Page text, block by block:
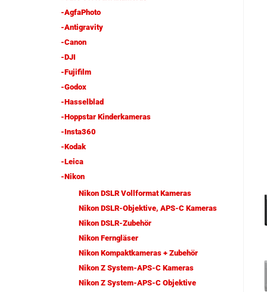
-AgfaPhoto
-Antigravity
-Canon
-DJI
-Fujifilm
-Godox
-Hasselblad
-Hoppstar Kinderkameras
-Insta360
-Kodak
-Leica
-Nikon
Nikon DSLR Vollformat Kameras
Nikon DSLR-Objektive, APS-C Kameras
Nikon DSLR-Zubehör
Nikon Ferngläser
Nikon Kompaktkameras + Zubehör
Nikon Z System-APS-C Kameras
Nikon Z System-APS-C Objektive